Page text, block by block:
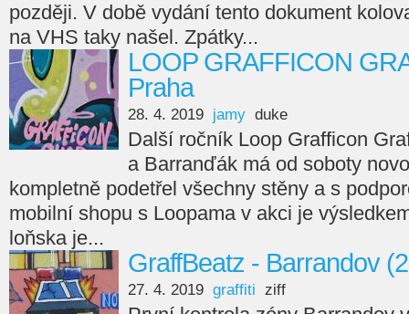
později. V době vydání tento dokument
na VHS taky našel. Zpátky...
LOOP GRAFFICON
Praha
28. 4. 2019 jamy duke
Další ročník Loop Grafficon
a Barranďák má od soboty
kompletně podetřel všechny stěny a s
mobilní shopu s Loopama v akci je
loňska je...
GraffBeatz - Barrandov
27. 4. 2019 graffiti ziff